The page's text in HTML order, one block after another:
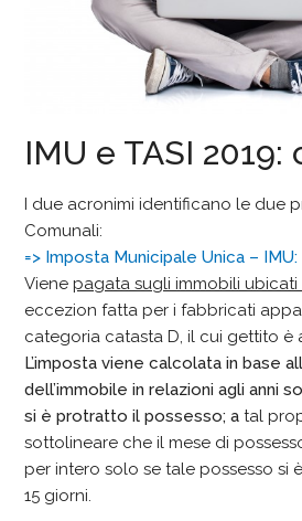
IMU e TASI 2019:
I due acronimi identificano le due
Comunali:
=> Imposta Municipale Unica – IMU:
Vienepagata sugli immobili
eccezion fatta per i fabbricati
categoria catasta D, il cui gettito è
L’imposta viene calcolata in base
dell’immobile in relazioni agli anni
si è protratto il possesso; a tal
sottolineare che il mese di
per intero solo se tale possesso si
15 giorni.